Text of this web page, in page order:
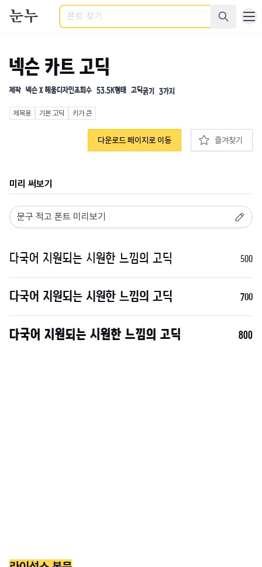
검색
넥슨 카트 고딕
제작 넥슨 X 헤움디자인조회수 53.5K형태 고딕굵기 3가지
제목용 기본 고딕 키가 큰
다운로드 페이지로 이동 즐겨찾기
미리 써보기
500
700
800